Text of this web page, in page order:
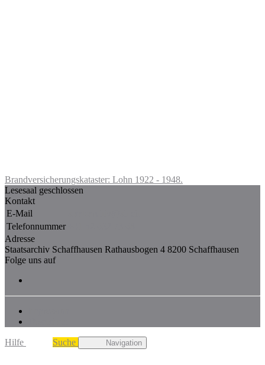
Brandversicherungskataster: Lohn 1922 - 1948.
Lesesaal geschlossen
Kontakt
E-Mail
Telefonnummer
Adresse
Staatsarchiv Schaffhausen Rathausbogen 4 8200 Schaffhausen
Folge uns auf
Hilfe Suche Navigation